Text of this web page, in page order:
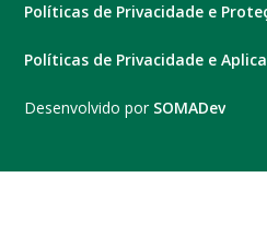
Políticas de Privacidade e
Políticas de Privacidade e
Desenvolvido por SOMADev